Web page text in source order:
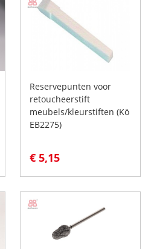
Reservepunten voor
retoucheerstift
meubels/kleurstiften (Kö
EB2275)
€ 5,15